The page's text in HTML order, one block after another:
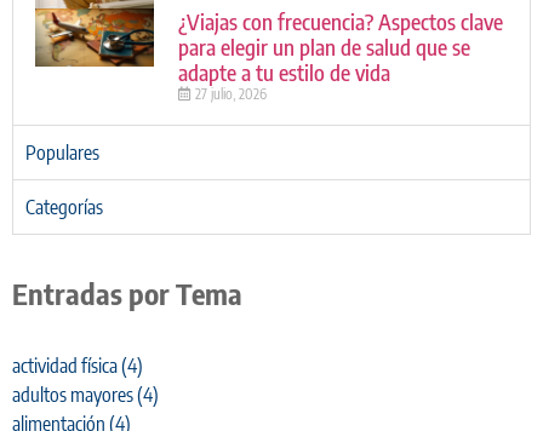
¿Viajas con frecuencia? Aspectos clave
para elegir un plan de salud que se
adapte a tu estilo de vida
27 julio, 2026
Populares
Categorías
Entradas por Tema
actividad física(4)
adultos mayores(4)
alimentación (4)